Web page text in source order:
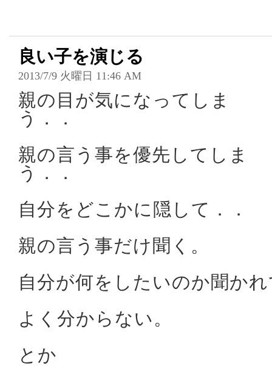
良い子を演じる
2013/7/9 火曜日 11:46 AM
親の目が気になってしま
う．．
親の言う事を優先してしま
う．．
自分をどこかに隠して．．
親の言う事だけ聞く。
自分が何をしたいのか聞か
よく分からない。
とか